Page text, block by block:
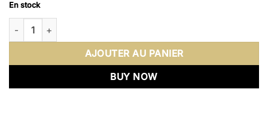
En stock
quantité de La Nourriture des cœurs et la dissipation des
AJOUTER AU PANIER
BUY NOW